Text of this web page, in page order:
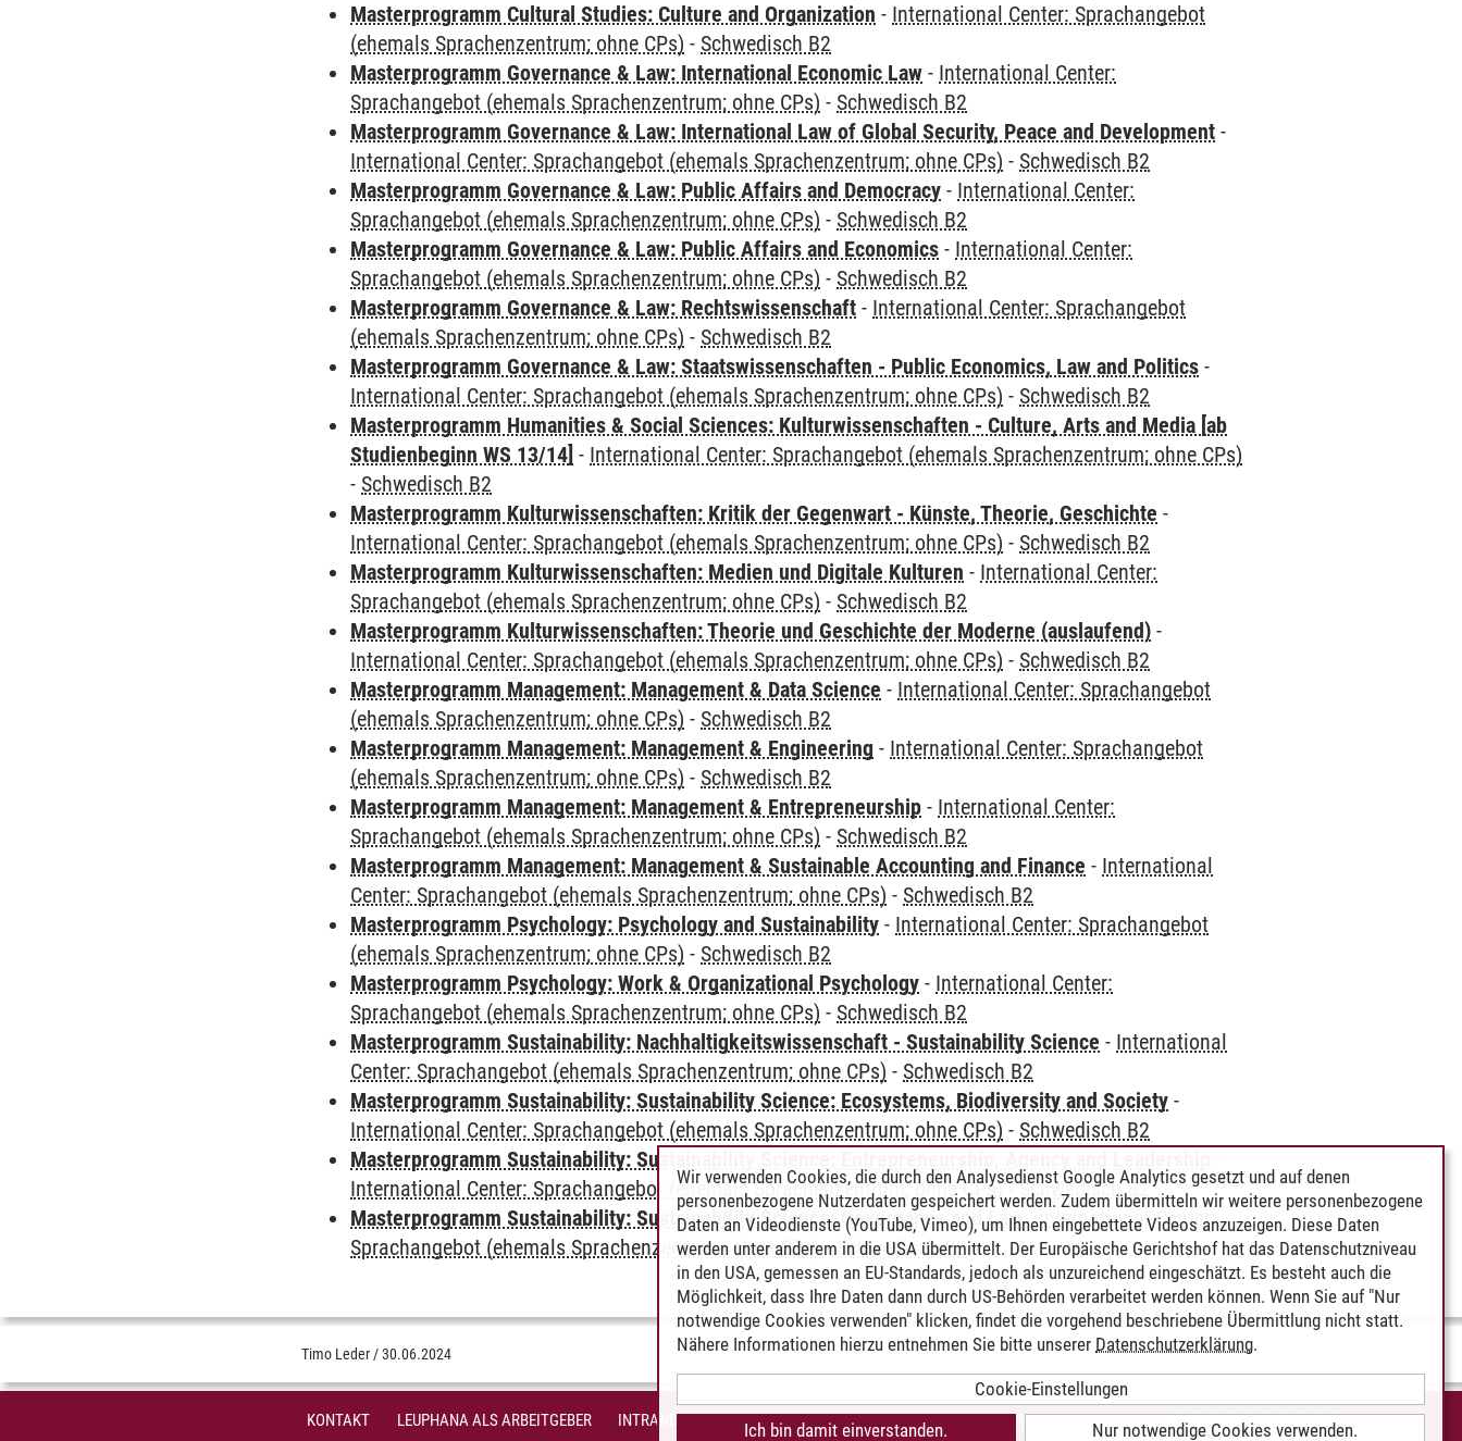
Masterprogramm Cultural Studies: Culture and Organization - International Center: Sprachangebot
(ehemals Sprachenzentrum; ohne CPs) - Schwedisch B2
Masterprogramm Governance & Law: International Economic Law - International Center:
Sprachangebot (ehemals Sprachenzentrum; ohne CPs) - Schwedisch B2
Masterprogramm Governance & Law: International Law of Global Security, Peace and Development -
International Center: Sprachangebot (ehemals Sprachenzentrum; ohne CPs) - Schwedisch B2
Masterprogramm Governance & Law: Public Affairs and Democracy - International Center:
Sprachangebot (ehemals Sprachenzentrum; ohne CPs) - Schwedisch B2
Masterprogramm Governance & Law: Public Affairs and Economics - International Center:
Sprachangebot (ehemals Sprachenzentrum; ohne CPs) - Schwedisch B2
Masterprogramm Governance & Law: Rechtswissenschaft - International Center: Sprachangebot
(ehemals Sprachenzentrum; ohne CPs) - Schwedisch B2
Masterprogramm Governance & Law: Staatswissenschaften - Public Economics, Law and Politics -
International Center: Sprachangebot (ehemals Sprachenzentrum; ohne CPs) - Schwedisch B2
Masterprogramm Humanities & Social Sciences: Kulturwissenschaften - Culture, Arts and Media [ab
Studienbeginn WS 13/14] - International Center: Sprachangebot (ehemals Sprachenzentrum; ohne CPs)
- Schwedisch B2
Masterprogramm Kulturwissenschaften: Kritik der Gegenwart - Künste, Theorie, Geschichte -
International Center: Sprachangebot (ehemals Sprachenzentrum; ohne CPs) - Schwedisch B2
Masterprogramm Kulturwissenschaften: Medien und Digitale Kulturen - International Center:
Sprachangebot (ehemals Sprachenzentrum; ohne CPs) - Schwedisch B2
Masterprogramm Kulturwissenschaften: Theorie und Geschichte der Moderne (auslaufend) -
International Center: Sprachangebot (ehemals Sprachenzentrum; ohne CPs) - Schwedisch B2
Masterprogramm Management: Management & Data Science - International Center: Sprachangebot
(ehemals Sprachenzentrum; ohne CPs) - Schwedisch B2
Masterprogramm Management: Management & Engineering - International Center: Sprachangebot
(ehemals Sprachenzentrum; ohne CPs) - Schwedisch B2
Masterprogramm Management: Management & Entrepreneurship - International Center:
Sprachangebot (ehemals Sprachenzentrum; ohne CPs) - Schwedisch B2
Masterprogramm Management: Management & Sustainable Accounting and Finance - International
Center: Sprachangebot (ehemals Sprachenzentrum; ohne CPs) - Schwedisch B2
Masterprogramm Psychology: Psychology and Sustainability - International Center: Sprachangebot
(ehemals Sprachenzentrum; ohne CPs) - Schwedisch B2
Masterprogramm Psychology: Work & Organizational Psychology - International Center:
Sprachangebot (ehemals Sprachenzentrum; ohne CPs) - Schwedisch B2
Masterprogramm Sustainability: Nachhaltigkeitswissenschaft - Sustainability Science - International
Center: Sprachangebot (ehemals Sprachenzentrum; ohne CPs) - Schwedisch B2
Masterprogramm Sustainability: Sustainability Science: Ecosystems, Biodiversity and Society -
International Center: Sprachangebot (ehemals Sprachenzentrum; ohne CPs) - Schwedisch B2
Masterprogramm Sustainability: Sustainability Science: Entrepreneurship, Agency and Leadership
International Center: Sprachangebot (ehemals Sprachenzentrum; ohne CPs)-Schwedisch B2
Masterprogramm Sustainability: Sustainability Science: Governance and Law-International Center:
Sprachangebot (ehemals Sprachenzentrum; ohne CPs)- Schwedisch B2
Timo Leder /30.06.2024
KONTAKT LEUPHANA ALS ARBEITGEBER INTRANET IMPRESSUM DATENSCHUTZ BARRIEREFREIHEIT
Wir verwenden Cookies, die durch den Analysedienst Google Analytics gesetzt und auf denen
personenbezogene Nutzerdaten gespeichert werden. Zudem übermitteln wir weitere personenbezogene
Daten an Videodienste (YouTube, Vimeo), um Ihnen eingebettete Videos anzuzeigen. Diese Daten
werden unter anderem in die USA übermittelt. Der Europäische Gerichtshof hat das Datenschutzniveau
in den USA, gemessen an EU-Standards, jedoch als unzureichend eingeschätzt. Es besteht auch die
Möglichkeit, dass Ihre Daten dann durch US-Behörden verarbeitet werden können. Wenn Sie auf "Nur
notwendige Cookies verwenden" klicken, findet die vorgehend beschriebene Übermittlung nicht statt.
Nähere Informationen hierzu entnehmen Sie bitte unserer Datenschutzerklärung.
Cookie-Einstellungen
Nur notwendige Cookies verwenden.
Ich bin damit einverstanden.